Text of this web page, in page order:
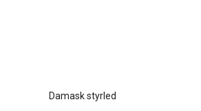
Damask styrled